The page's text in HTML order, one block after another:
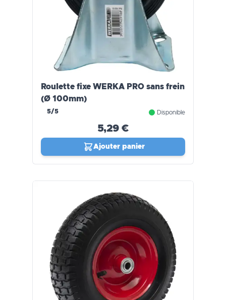
Roulette fixe WERKA PRO sans frein
(Ø 100mm)
5/5 Disponible
5,29 €
Ajouter panier